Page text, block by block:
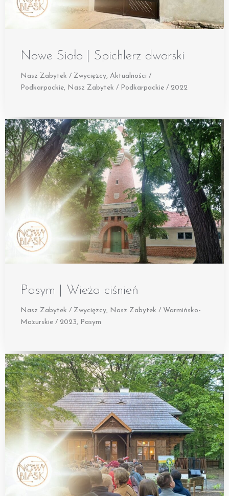
Nowe Sioło | Spichlerz dworski
Nasz Zabytek / Zwycięzcy, Aktualności /
Podkarpackie, Nasz Zabytek / Podkarpackie / 2022
Pasym | Wieża ciśnień
Nasz Zabytek / Zwycięzcy, Nasz Zabytek / Warmińsko-
Mazurskie / 2023, Pasym